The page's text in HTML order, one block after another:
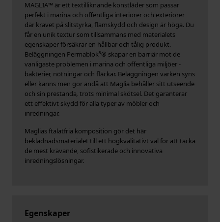
MAGLIA™ är ett textilliknande konstläder som passar
perfekt i marina och offentliga interiörer och exteriörer
där kravet på slitstyrka, flamskydd och design är höga. Du
får en unik textur som tillsammans med materialets
egenskaper försäkrar en hållbar och tålig produkt.
Beläggningen Permablok³® skapar en barriär mot de
vanligaste problemen i marina och offentliga miljöer -
bakterier, nötningar och fläckar. Beläggningen varken syns
eller känns men gör ändå att Maglia behåller sitt utseende
och sin prestanda, trots minimal skötsel. Det garanterar
ett effektivt skydd för alla typer av möbler och
inredningar.
Maglias ftalatfria komposition gör det här
beklädnadsmaterialet till ett högkvalitativt val för att täcka
de mest krävande, sofistikerade och innovativa
inredningslösningar.
Egenskaper